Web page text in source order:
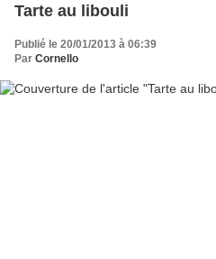
Tarte au libouli
Publié le 20/01/2013 à 06:39
Par Cornello